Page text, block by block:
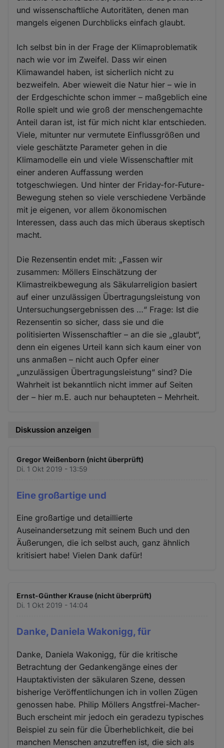
und wissenschaftliche Autoritäten, denen man
mangels eigenen Durchblicks einfach glaubt.
Ich selbst bin in der Frage der Klimaproblematik
nach wie vor im Zweifel. Dass wir einen
Klimawandel haben, ist sicherlich nicht zu
bezweifeln. Aber wieweit die Natur hier – wie in
der Erdgeschichte schon immer – maßgeblich eine
Rolle spielt und wie groß der menschengemachte
Anteil daran ist, ist für mich nicht klar entschieden.
Viele, mitunter nur vermutete Einflussgrößen und
viele geschätzte Parameter gehen in die
Klimamodelle ein und viele Wissenschaftler mit
einer anderen Auffassung werden
totgeschwiegen. Und hinter der Friday-for-Future-
Bewegung stehen so viele verschiedene Verbände
mit je eigenen, vor allem ökonomischen
Interessen, dass auch das mich überaus skeptisch
macht.
Die Rezensentin endet mit: „Fassen wir
zusammen: Möllers Einschätzung der
Klimastreikbewegung als Säkularreligion basiert
auf einer unzulässigen Übertragungsleistung von
Untersuchungsergebnissen des …“ Frage: Ist die
Rezensentin so sicher, dass sie und die
politisierten Wissenschaftler – an die sie „glaubt“,
denn ein eigenes Urteil kann sich kaum einer von
uns anmaßen – nicht auch Opfer einer
„unzulässigen Übertragungsleistung“ sind? Die
Wahrheit ist bekanntlich nicht immer auf Seiten
der – hier m.E. auch nur behaupteten – Mehrheit.
Diskussion anzeigen
Gregor Weißenborn (nicht überprüft)
Di. 1 Okt 2019 - 13:59
Eine großartige und
Eine großartige und detaillierte
Auseinandersetzung mit seinem Buch und den
Äußerungen, die ich selbst auch, ganz ähnlich
kritisiert habe! Vielen Dank dafür!
Ernst-Günther Krause (nicht überprüft)
Di. 1 Okt 2019 - 14:04
Danke, Daniela Wakonigg, für
Danke, Daniela Wakonigg, für die kritische
Betrachtung der Gedankengänge eines der
Hauptaktivisten der säkularen Szene, dessen
bisherige Veröffentlichungen ich in vollen Zügen
genossen habe. Philip Möllers Angstfrei-Macher-
Buch erscheint mir jedoch ein geradezu typisches
Beispiel zu sein für die Überheblichkeit, die bei
manchen Menschen anzutreffen ist, die sich als